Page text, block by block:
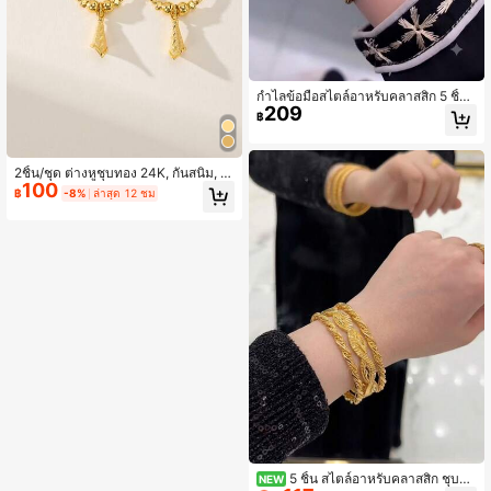
2ชิ้น/ชุด ต่างหูชุบทอง 24K, กันสนิม, ท
างเลือกทอง 24K, ต่างหูระฆังลูกปัดแกะ
สลัก, สไตล์ซาอุดีอาระเบียดูไบ, เครื่องป
฿100 -8% ล่าสุด 12 ชม
กำไลข้อมือสไตล์อาหรับคลาสสิก 5 ชิ้น
ชุบทอง 21K ลายเรขาคณิตฉลุและบิดเก
ลียว แบบซ้อนได้ สำหรับผู้หญิง ใส่ไปงา
฿209
NEW 5 ชิ้น สไตล์อาหรับคลาสสิก ชุบทอ